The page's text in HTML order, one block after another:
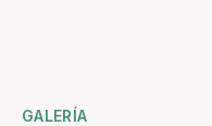
GALERÍA